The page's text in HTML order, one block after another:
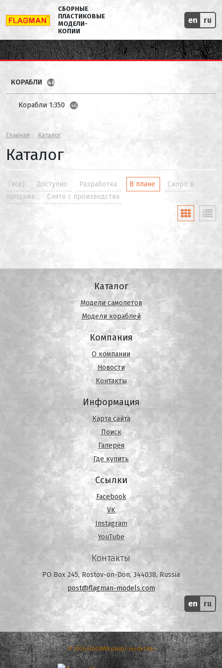
СБОРНЫЕ
ПЛАСТИКОВЫЕ
МОДЕЛИ-
КОПИИ
en ru
КОРАБЛИ 48
Корабли 1:350 46
Главная Каталог
Каталог
(все) Доступно Разработка В плане
Скоро в
продаже
Снято с производства
Каталог
Модели самолетов
Модели кораблей
Компания
О компании
Новости
Контакты
Информация
Карта сайта
Поиск
Галерея
Где купить
Ссылки
Facebook
VK
Instagram
YouTube
Контакты
PO Box 245, Rostov-on-Don, 344038, Russia
post@flagman-models.com
en ru
© 2026 FLAGMAN plastic model kits